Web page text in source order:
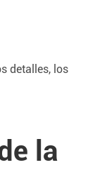
detalles, los
la